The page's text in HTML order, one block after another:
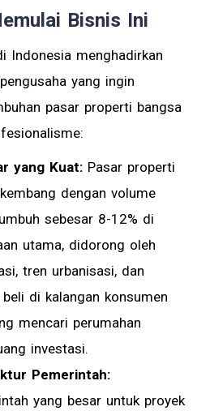
Bisnis Ini
Indonesia menghadirkan
yang ingin
pasar properti bangsa
yang Kuat: Pasar properti
dengan volume
sebesar 8-12% di
utama, didorong oleh
tren urbanisasi, dan
di kalangan konsumen
mencari perumahan
investasi.
Pemerintah:
yang besar untuk proyek